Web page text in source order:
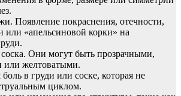
Появление покраснения, отечности,
или «апельсиновой корки» на
Они могут быть прозрачными,
или желтоватыми.
в груди или соске, которая не
циклом.